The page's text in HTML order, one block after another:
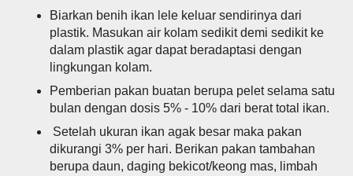
Biarkan benih ikan lele keluar sendirinya dari
plastik. Masukan air kolam sedikit demi sedikit ke
dalam plastik agar dapat beradaptasi dengan
lingkungan kolam.
Pemberian pakan buatan berupa pelet selama satu
bulan dengan dosis 5% - 10% dari berat total ikan.
Setelah ukuran ikan agak besar maka pakan
dikurangi 3% per hari. Berikan pakan tambahan
berupa daun, daging bekicot/keong mas, limbah